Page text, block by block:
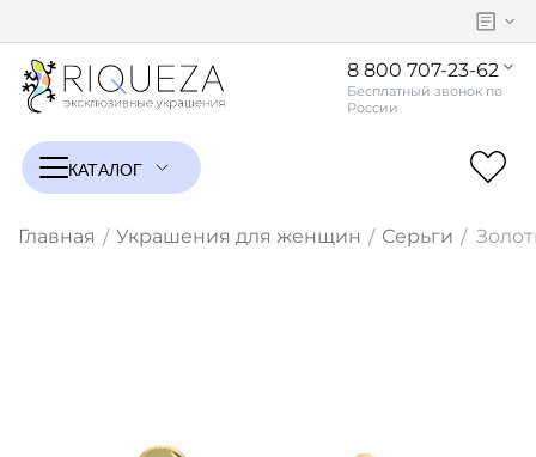
8 800 707-23-62
Главная / Украшения для женщин / Серьги /